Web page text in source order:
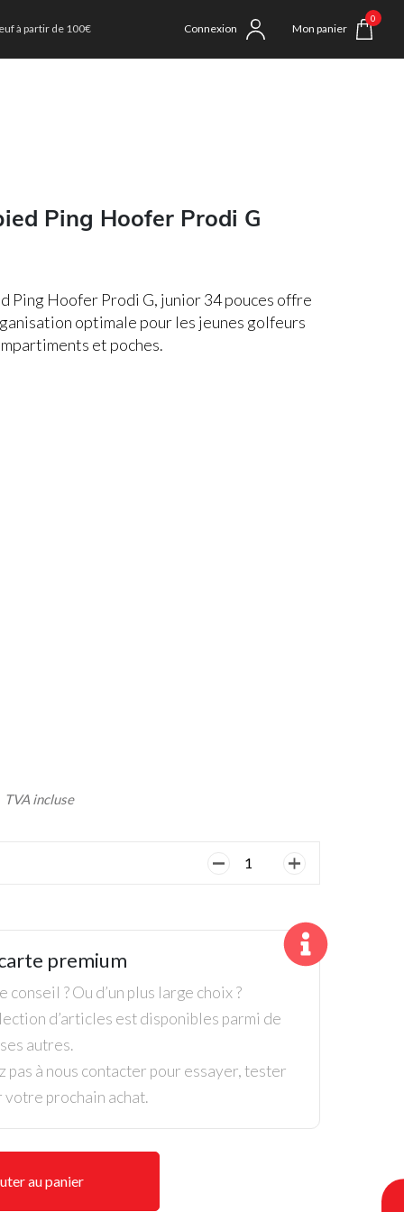
à partir de 100€ Connexion Mon panier
0
Ping Hoofer Prodi G
Ping Hoofer Prodi G, junior 34 pouces offre
optimale pour les jeunes golfeurs
et poches.
incluse
quantité
Trépied
Prodi
G
premium
conseil ? Ou d’un plus large choix ?
d’articles est disponibles parmi de
autres.
pas à nous contacter pour essayer, tester
prochain achat.
au panier